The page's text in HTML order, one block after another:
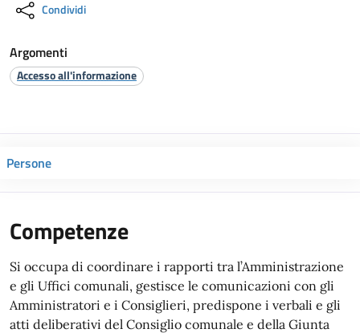
Condividi
Argomenti
Accesso all'informazione
Persone
Competenze
Si occupa di coordinare i rapporti tra l’Amministrazione
e gli Uffici comunali, gestisce le comunicazioni con gli
Amministratori e i Consiglieri, predispone i verbali e gli
atti deliberativi del Consiglio comunale e della Giunta